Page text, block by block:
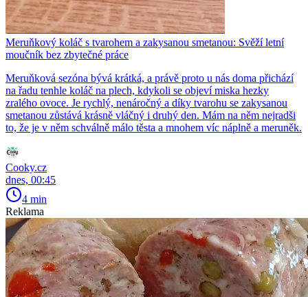
Meruňkový koláč s tvarohem a zakysanou smetanou: Svěží letní
moučník bez zbytečné práce
Meruňková sezóna bývá krátká, a právě proto u nás doma přichází
na řadu tenhle koláč na plech, kdykoli se objeví miska hezky
zralého ovoce. Je rychlý, nenáročný a díky tvarohu se zakysanou
smetanou zůstává krásně vláčný i druhý den. Mám na něm nejradši
to, že je v něm schválně málo těsta a mnohem víc náplně a meruněk.
Cooky.cz
dnes, 00:45
4 min
Reklama